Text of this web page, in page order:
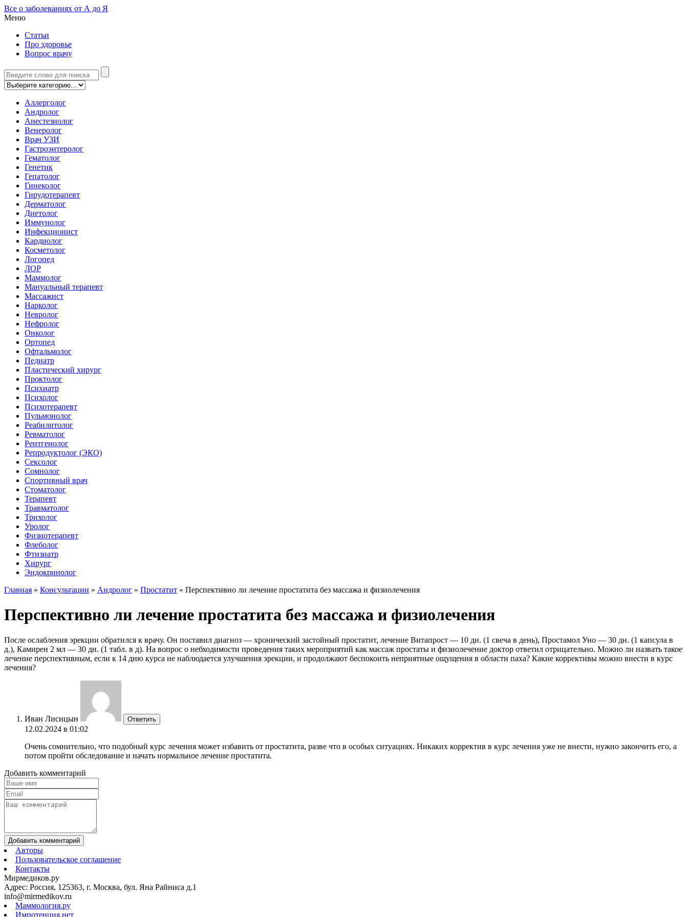
Все о заболеваниях от А до Я
Меню
Статьи
Про здоровье
Вопрос врачу
Аллерголог
Андролог
Анестезиолог
Венеролог
Врач УЗИ
Гастроэнтеролог
Гематолог
Генетик
Гепатолог
Гинеколог
Гирудотерапевт
Дерматолог
Диетолог
Иммунолог
Инфекционист
Кардиолог
Косметолог
Логопед
ЛОР
Маммолог
Мануальный терапевт
Массажист
Нарколог
Невролог
Нефролог
Онколог
Ортопед
Офтальмолог
Педиатр
Пластический хирург
Проктолог
Психиатр
Психолог
Психотерапевт
Пульмонолог
Реабилитолог
Ревматолог
Рентгенолог
Репродуктолог (ЭКО)
Сексолог
Сомнолог
Спортивный врач
Стоматолог
Терапевт
Травматолог
Трихолог
Уролог
Физиотерапевт
Флеболог
Фтизиатр
Хирург
Эндокринолог
Главная » Консультации » Андролог » Простатит » Перспективно ли лечение простатита без массажа и физиолечения
Перспективно ли лечение простатита без массажа и физиолечения
После ослабления эрекции обратился к врачу. Он поставил диагноз — хронический застойный простатит, лечение Витапрост — 10 дн. (1 свеча в день), Простамол Уно — 30 дн. (1 капсула в
д.), Камирен 2 мл — 30 дн. (1 табл. в д). На вопрос о небходимости проведения таких мероприятий как массаж простаты и физиолечение доктор ответил отрицательно. Можно ли назвать такое
лечение перспективным, если к 14 дню курса не наблюдается улучшения эрекции, и продолжают беспокоить неприятные ощущения в области паха? Какие коррективы можно внести в курс
лечения?
Иван Лисицын Ответить
12.02.2024 в 01:02
Очень сомнительно, что подобный курс лечения может избавить от простатита, разве что в особых ситуациях. Никаких корректив в курс лечения уже не внести, нужно закончить его, а
потом пройти обследование и начать нормальное лечение простатита.
Добавить комментарий
Добавить комментарий
Авторы
Пользовательское соглашение
Контакты
Мирмедиков.ру
Адрес: Россия, 125363, г. Москва, бул. Яна Райниса д.1
info@mirmedikov.ru
Маммология.ру
Импотенция.нет